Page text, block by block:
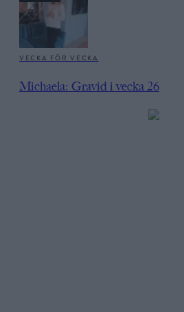
VECKA FÖR VECKA
Michaela: Gravid i vecka 26